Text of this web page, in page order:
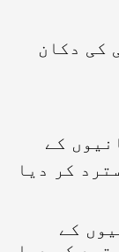
کی دکان
کے